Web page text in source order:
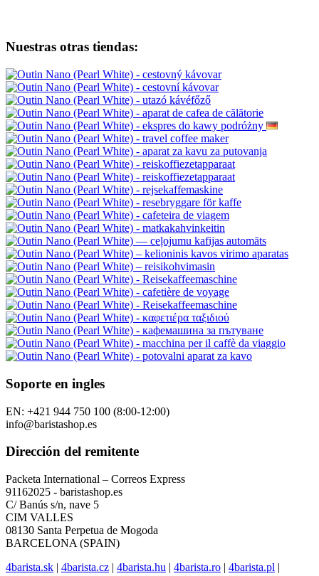
Nuestras otras tiendas:
Soporte en ingles
EN: +421 944 750 100 (8:00-12:00)
info@baristashop.es
Dirección del remitente
Packeta International – Correos Express
91162025 - baristashop.es
C/ Banús s/n, nave 5
CIM VALLES
08130 Santa Perpetua de Mogoda
BARCELONA (SPAIN)
4barista.sk | 4barista.cz | 4barista.hu | 4barista.ro | 4barista.pl |